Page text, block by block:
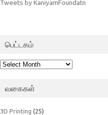
Tweets by KaniyamFoundatn
பெட்டகம்
பெட்டகம்
வகைகள்
3D Printing (25)